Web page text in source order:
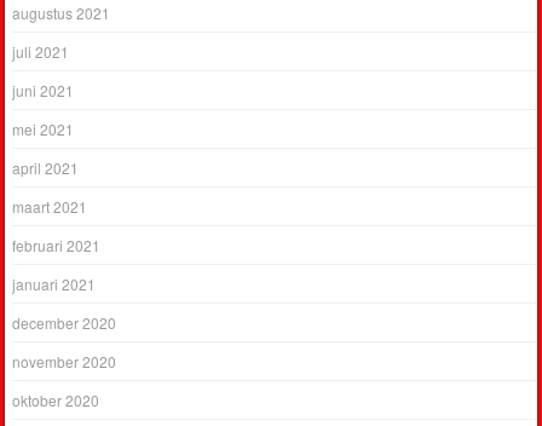
augustus 2021
juli 2021
juni 2021
mei 2021
april 2021
maart 2021
februari 2021
januari 2021
december 2020
november 2020
oktober 2020